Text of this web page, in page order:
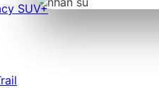
SUV+